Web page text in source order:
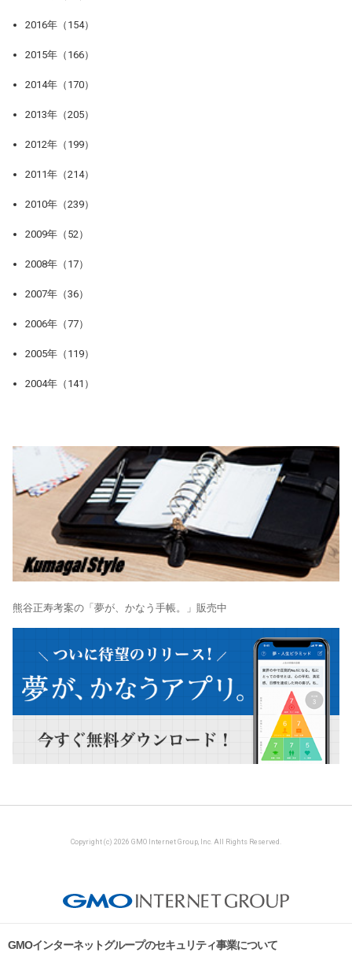
2016年（154）
2015年（166）
2014年（170）
2013年（205）
2012年（199）
2011年（214）
2010年（239）
2009年（52）
2008年（17）
2007年（36）
2006年（77）
2005年（119）
2004年（141）
熊谷正寿考案の「夢が、かなう手帳。」販売中
Copyright (c) 2026 GMO Internet Group, Inc. All Rights Reserved.
GMOインターネットグループのセキュリティ事業について